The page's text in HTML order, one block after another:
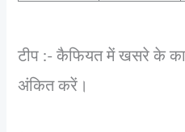
टीप :- कैफियत में खसरे के
अंकित करें।